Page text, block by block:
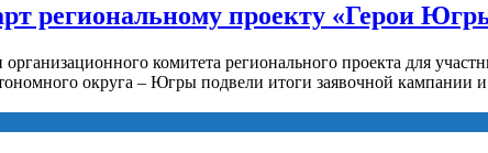
региональному проекту «Герои
организационного комитета регионального проекта для
округа – Югры подвели итоги заявочной кампании